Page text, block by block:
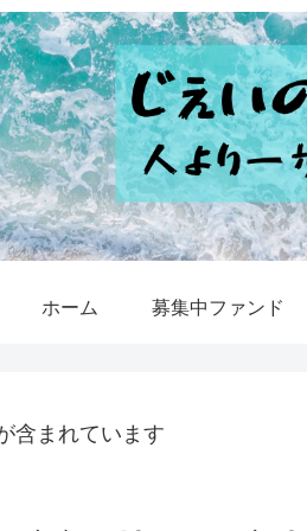
ホーム 募集中ファンド
含まれています